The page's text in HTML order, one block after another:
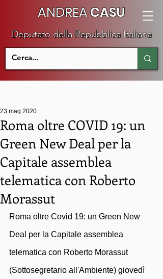
ANDREACASU
Deputato della Repubblica Italiana
Roma oltre COVID 19: un
Green New Deal per la
Capitale assemblea
telematica con Roberto
Morassut
23 mag 2020
Roma oltre Covid 19: un Green New
Deal per la Capitale assemblea
telematica con Roberto Morassut
(Sottosegretario all'Ambiente) giovedì